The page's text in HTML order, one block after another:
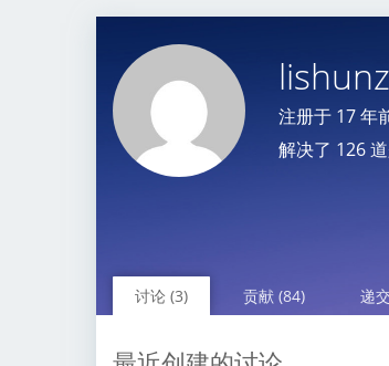
注册于 17 年
解决了 126
讨论 (3) 贡献 (84) 递